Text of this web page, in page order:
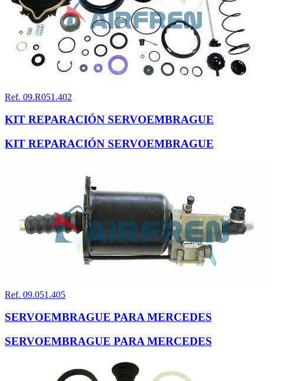
Ref. 09.R051.402
KIT REPARACIÓN SERVOEMBRAGUE
KIT REPARACIÓN SERVOEMBRAGUE
Ref. 09.051.405
SERVOEMBRAGUE PARA MERCEDES
SERVOEMBRAGUE PARA MERCEDES